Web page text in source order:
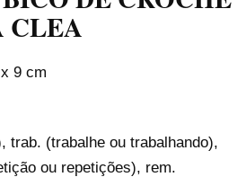
CLEA
9 cm
trab. (trabalhe ou trabalhando),
ou repetições), rem.